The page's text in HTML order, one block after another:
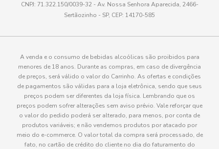
E-mail
CNPJ: 71.322.150/0039-32 - Av. Nossa Senhora Aparecida, 2466-
Sertãozinho - SP, CEP: 14170-585
A venda e o consumo de bebidas alcoólicas são proibidos para
menores de 18 anos. Durante as compras, em caso de divergência
de preços, será válido o valor do Carrinho. As ofertas e condições
de pagamentos são válidas para a loja eletrônica, sendo que seus
preços podem ser diferentes da loja física. Lembrando que os
preços podem sofrer alterações sem aviso prévio. Vale reforçar que
o valor do pedido poderá ser alterado, para menos, por conta de
produtos variáveis; e não vendemos produtos por atacado por
meio do e-commerce. O valor total da compra será processado, de
fato, no cartão de crédito do cliente no dia do faturamento do